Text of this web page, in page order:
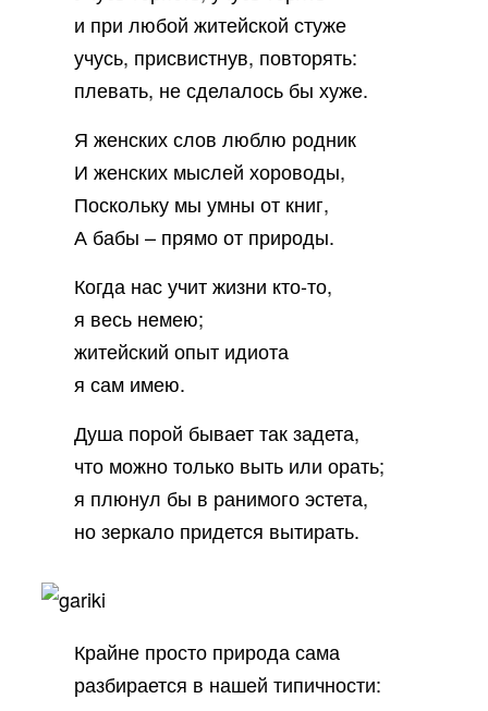
и при любой житейской стуже
учусь, присвистнув, повторять:
плевать, не сделалось бы хуже.
Я женских слов люблю родник
И женских мыслей хороводы,
Поскольку мы умны от книг,
А бабы – прямо от природы.
Когда нас учит жизни кто-то,
я весь немею;
житейский опыт идиота
я сам имею.
Душа порой бывает так задета,
что можно только выть или орать;
я плюнул бы в ранимого эстета,
но зеркало придется вытирать.
Крайне просто природа сама
разбирается в нашей типичности: